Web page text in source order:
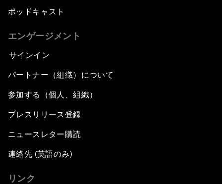
ポッドキャスト
エンゲージメント
サインイン
パートナー（組織）について
参加する（個人、組織）
プレスリリース登録
ニュースレター購読
連絡先 (英語のみ)
リンク